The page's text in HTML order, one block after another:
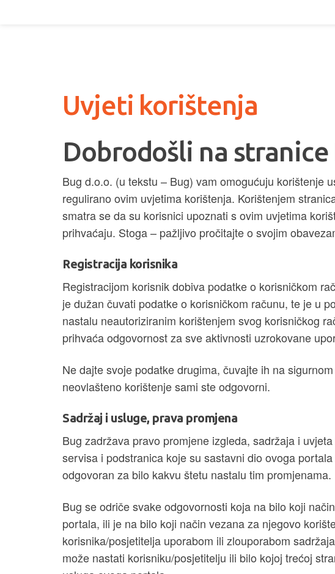
Uvjeti korištenja
Dobrodošli na stranice
Bug d.o.o. (u tekstu – Bug) vam omogućuju korištenje
regulirano ovim uvjetima korištenja. Korištenjem
smatra se da su korisnici upoznati s ovim uvjetima
prihvaćaju. Stoga – pažljivo pročitajte o svojim
Registracija korisnika
Registracijom korisnik dobiva podatke o korisničkom
je dužan čuvati podatke o korisničkom računu, te je u
nastalu neautoriziranim korištenjem svog korisničkog
prihvaća odgovornost za sve aktivnosti uzrokovane
Ne dajte svoje podatke drugima, čuvajte ih na
neovlašteno korištenje sami ste odgovorni.
Sadržaj i usluge, prava promjena
Bug zadržava pravo promjene izgleda, sadržaja i
servisa i podstranica koje su sastavni dio ovoga
odgovoran za bilo kakvu štetu nastalu tim promjenama.
Bug se odriče svake odgovornosti koja na bilo koji
portala, ili je na bilo koji način vezana za njegovo
korisnika/posjetitelja uporabom ili zlouporabom
može nastati korisniku/posjetitelju ili bilo kojoj trećoj